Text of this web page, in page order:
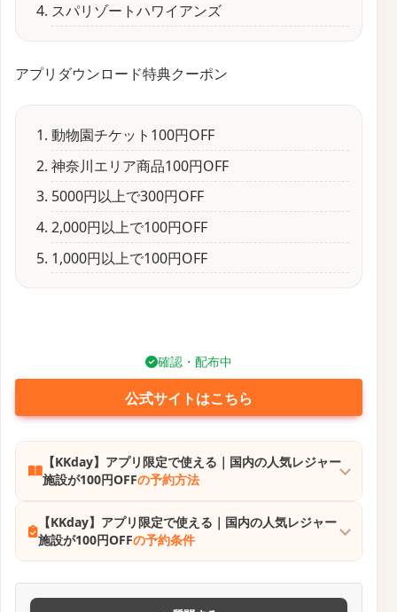
スパリゾートハワイアンズ
アプリダウンロード特典クーポン
動物園チケット100円OFF
神奈川エリア商品100円OFF
5000円以上で300円OFF
2,000円以上で100円OFF
1,000円以上で100円OFF
確認・配布中
公式サイトはこちら
【KKday】アプリ限定で使える｜国内の人気レジャー
施設が100円OFFの予約方法
【KKday】アプリ限定で使える｜国内の人気レジャー
施設が100円OFFの予約条件